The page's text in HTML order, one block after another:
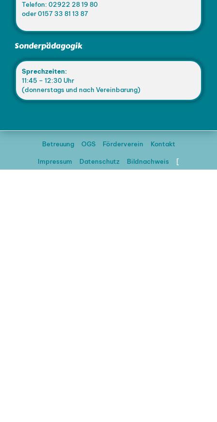
Telefon: 02922 28 19 80
oder 0157 33 81 13 87
Sonderpädagogik
Sprechzeiten:
11:45 – 12:30 Uhr
(donnerstags und nach Vereinbarung)
Betreuung OGS Förderverein Kontakt
Impressum Datenschutz Bildnachweis [